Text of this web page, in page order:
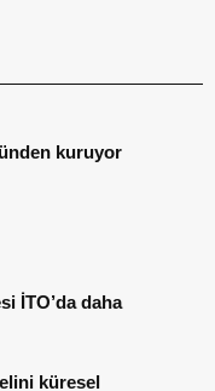
kuruyor
İTO’da daha
küresel